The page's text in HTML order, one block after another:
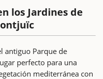
los Jardines de
antiguo Parque de
perfecto para una
mediterránea con